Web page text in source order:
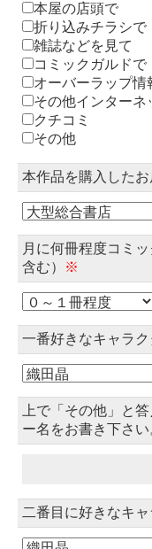
本屋の店頭で
折り込みチラシで
雑誌などを見て
コミックガルドで
オーバーラップ情
その他インターネ
クチコミ
その他
本作品を購入したお
月に何冊程度コミ
含む）
※
一番好きなキャラク
上で「その他」と
ー名をお書き下さい
二番目に好きなキ